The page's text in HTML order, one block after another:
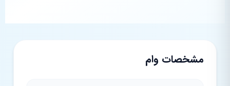
مشخصات وام